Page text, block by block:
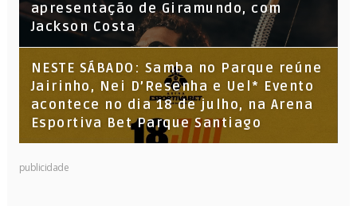
apresentação de Giramundo, com
Jackson Costa
NESTE SÁBADO: Samba no Parque reúne
Jairinho, Nei D’Resenha e Uel* Evento
acontece no dia 18 de julho, na Arena
Esportiva Bet Parque Santiago
publicidade